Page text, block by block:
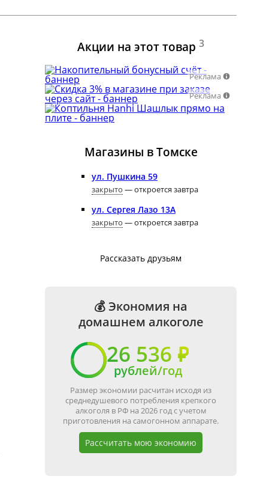
Акции на этот товар 3
Реклама
Реклама
Магазины в Томске
ул. Пушкина 59
закрыто — откроется завтра
ул. Сергея Лазо 13А
закрыто — откроется завтра
Рассказать друзьям
💰 Экономия на
домашнем алкоголе
26 536 ₽
рублей/год
Размер экономии расчитан исходя из
среднедушевого потребления крепкого
алкоголя в РФ на 2026 год с учетом
приготовления на самогонном аппарате.
Рассчитать мою экономию